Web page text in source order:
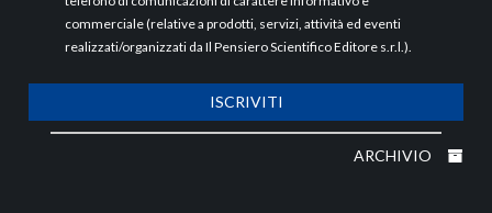
commerciale (relative a prodotti, servizi, attività ed eventi
realizzati/organizzati da Il Pensiero Scientifico Editore s.r.l.).
ISCRIVITI
ARCHIVIO